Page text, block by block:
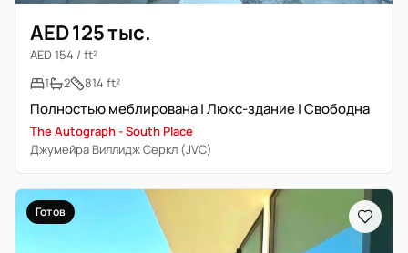
AED 125 тыс.
AED 154 / ft²
1
2 814 ft²
Полностью меблирована | Люкс-здание | Свободна
The Autograph - South Place
Джумейра Виллидж Серкл (JVC)
Готов